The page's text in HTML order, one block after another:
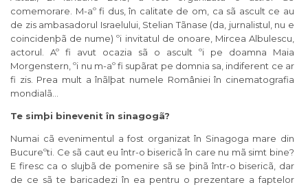
comemorare. M-aº fi dus, în calitate de om, ca sã ascult ce au
de zis ambasadorul Israelului, Stelian Tãnase (da, jurnalistul, nu e
coincidenþã de nume) ºi invitatul de onoare, Mircea Albulescu,
actorul. Aº fi avut ocazia sã o ascult ºi pe doamna Maia
Morgenstern, ºi nu m-aº fi supãrat pe domnia sa, indiferent ce ar
fi zis. Prea mult a înãlþat numele României în cinematografia
mondialã…
Te simþi binevenit în sinagogã?
Numai cã evenimentul a fost organizat în Sinagoga mare din
Bucureºti. Ce sã caut eu într-o bisericã în care nu mã simt bine?
E firesc ca o slujbã de pomenire sã se þinã într-o bisericã, dar
de ce sã te baricadezi în ea pentru o prezentare a faptelor